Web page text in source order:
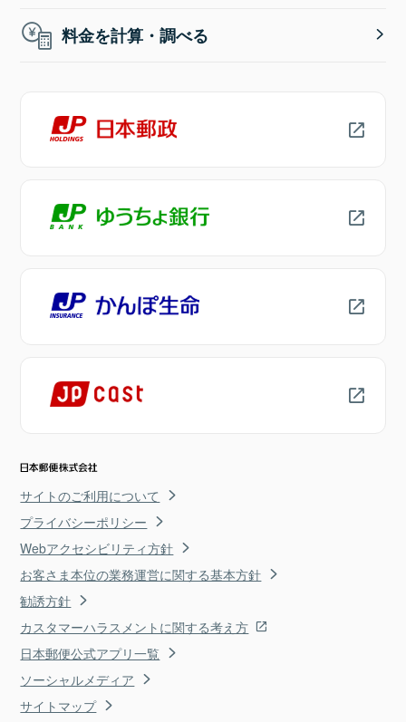
料金を計算・調べる
サイトのご利用について
プライバシーポリシー
Webアクセシビリティ方針
お客さま本位の業務運営に関する基本方針
勧誘方針
カスタマーハラスメントに関する考え方
日本郵便公式アプリ一覧
ソーシャルメディア
サイトマップ